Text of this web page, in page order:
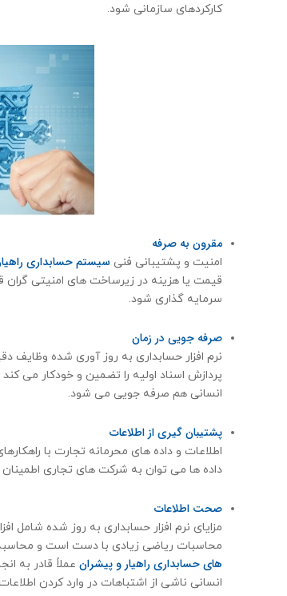
کارکردهای سازمانی شود.
مقرون به صرفه
امنیت و پشتیبانی فنی سیستم حسابداری
قیمت یا هزینه در زیرساخت های امنیتی
سرمایه گذاری شود.
صرفه جویی در زمان
نرم افزار حسابداری به روز آوری شده
پردازش اسناد اولیه را تضمین و خودكار می
انسانی هم صرفه جویی می شود.
پشتیبان گیری از اطلاعات
اطلاعات و داده های محرمانه تجارت با
داده ها می توان به شرکت های تجاری
صحت اطلاعات
مزایای نرم افزار حسابداری به روز شده
محاسبات ریاضی زیادی با دست است و محاسبه
های حسابداری راهیار و پیشران عملاً قادر به
انسانی ناشی از اشتباهات در وارد کردن